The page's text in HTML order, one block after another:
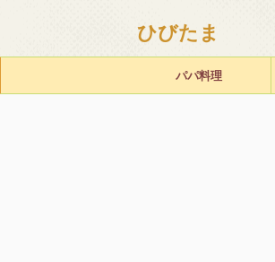
ひびたま
パパ料理